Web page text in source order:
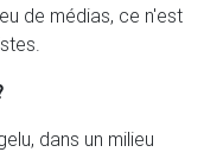
de médias, ce n'est
dans un milieu